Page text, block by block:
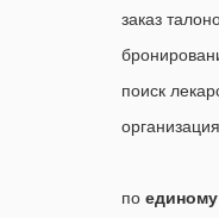
заказ
поиск
по